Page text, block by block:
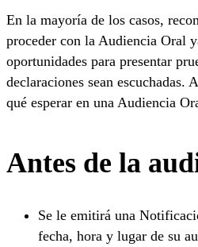
En la mayoría de los casos,
proceder con la Audiencia Oral
oportunidades para presentar
declaraciones sean escuchadas.
qué esperar en una Audiencia
Antes de la
Se le emitirá una
fecha, hora y lugar de su